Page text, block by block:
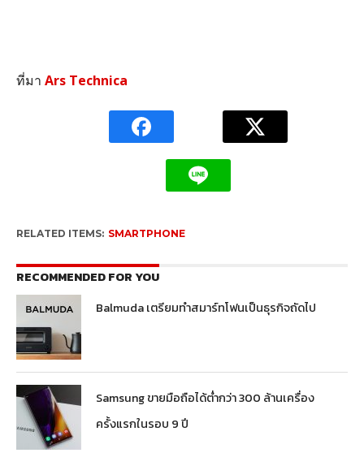
ที่มา Ars Technica
RELATED ITEMS: SMARTPHONE
RECOMMENDED FOR YOU
Balmuda เตรียมทำสมาร์ทโฟนเป็นธุรกิจถัดไป
Samsung ขายมือถือได้ต่ำกว่า 300 ล้านเครื่อง
ครั้งแรกในรอบ 9 ปี